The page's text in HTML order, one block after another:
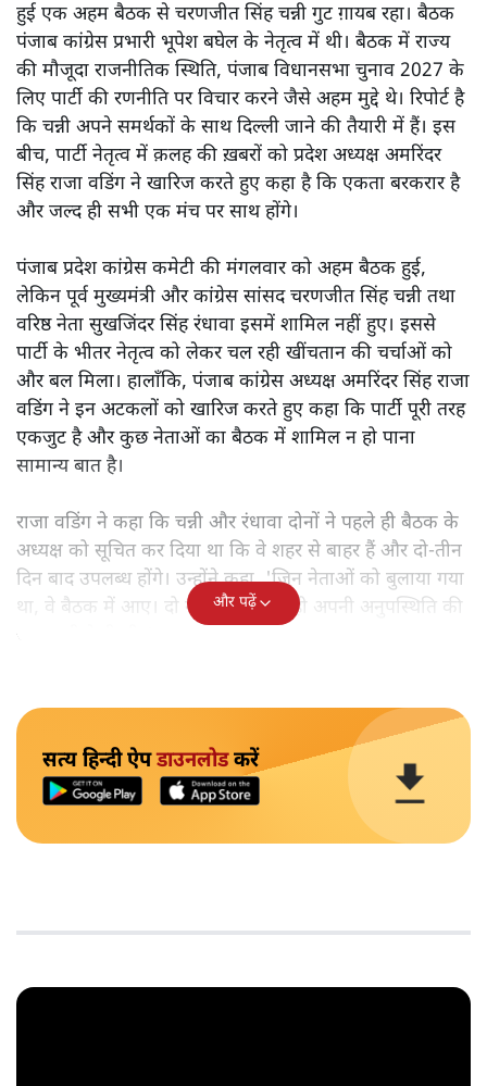
हुई एक अहम बैठक से चरणजीत सिंह चन्नी गुट ग़ायब रहा। बैठक
पंजाब कांग्रेस प्रभारी भूपेश बघेल के नेतृत्व में थी। बैठक में राज्य
की मौजूदा राजनीतिक स्थिति, पंजाब विधानसभा चुनाव 2027 के
लिए पार्टी की रणनीति पर विचार करने जैसे अहम मुद्दे थे। रिपोर्ट है
कि चन्नी अपने समर्थकों के साथ दिल्ली जाने की तैयारी में हैं। इस
बीच, पार्टी नेतृत्व में क़लह की ख़बरों को प्रदेश अध्यक्ष अमरिंदर
सिंह राजा वडिंग ने खारिज करते हुए कहा है कि एकता बरकरार है
और जल्द ही सभी एक मंच पर साथ होंगे।
पंजाब प्रदेश कांग्रेस कमेटी की मंगलवार को अहम बैठक हुई,
लेकिन पूर्व मुख्यमंत्री और कांग्रेस सांसद चरणजीत सिंह चन्नी तथा
वरिष्ठ नेता सुखजिंदर सिंह रंधावा इसमें शामिल नहीं हुए। इससे
पार्टी के भीतर नेतृत्व को लेकर चल रही खींचतान की चर्चाओं को
और बल मिला। हालाँकि, पंजाब कांग्रेस अध्यक्ष अमरिंदर सिंह राजा
वडिंग ने इन अटकलों को खारिज करते हुए कहा कि पार्टी पूरी तरह
एकजुट है और कुछ नेताओं का बैठक में शामिल न हो पाना
सामान्य बात है।
राजा वडिंग ने कहा कि चन्नी और रंधावा दोनों ने पहले ही बैठक के
अध्यक्ष को सूचित कर दिया था कि वे शहर से बाहर हैं और दो-तीन
दिन बाद उपलब्ध होंगे। उन्होंने कहा, 'जिन नेताओं को बुलाया गया
था, वे बैठक में आए। दो नेताओं ने पहले ही अपनी अनुपस्थिति की
जानकारी दे दी थी।'
और पढ़ें
सत्य हिन्दी ऐपडाउनलोडकरें